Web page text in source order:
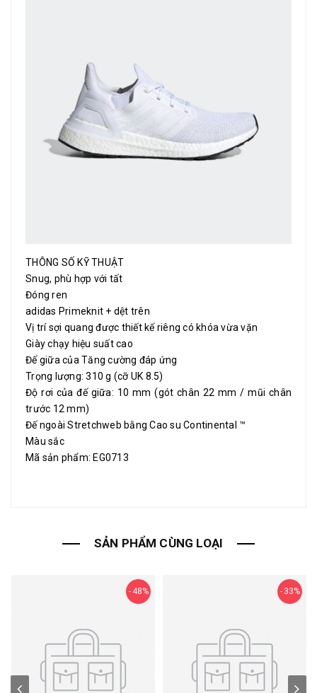
THÔNG SỐ KỸ THUẬT
Snug, phù hợp với tất
Đóng ren
adidas Primeknit + dệt trên
Vị trí sợi quang được thiết kế riêng có khóa vừa vặn
Giày chạy hiệu suất cao
Đế giữa của Tăng cường đáp ứng
Trọng lượng: 310 g (cỡ UK 8.5)
Độ rơi của đế giữa: 10 mm (gót chân 22 mm / mũi chân
trước 12 mm)
Đế ngoài Stretchweb bằng Cao su Continental ™
Màu sắc
Mã sản phẩm: EG0713
SẢN PHẨM CÙNG LOẠI
48% 33%